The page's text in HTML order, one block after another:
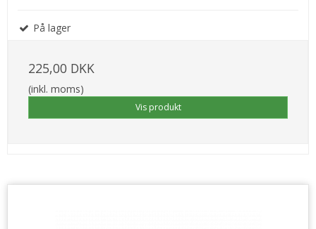
På lager
225,00 DKK
(inkl. moms)
Vis produkt